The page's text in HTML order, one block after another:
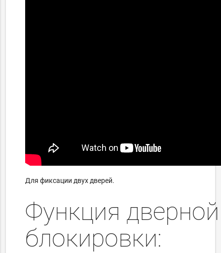
Для фиксации двух дверей.
Функция дверной
блокировки: